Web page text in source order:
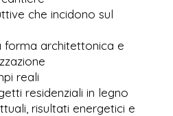
che incidono sul
forma architettonica e
reali
residenziali in legno
risultati energetici e